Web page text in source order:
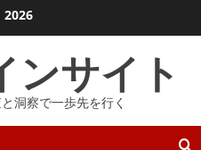
2026
ンサイト
洞察で一歩先を行く